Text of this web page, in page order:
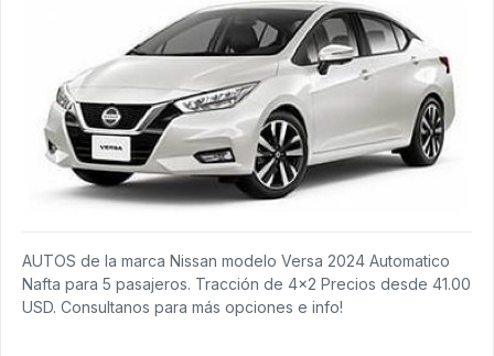
AUTOS de la marca Nissan modelo Versa 2024 Automatico
Nafta para 5 pasajeros. Tracción de 4x2 Precios desde 41.00
USD. Consultanos para más opciones e info!